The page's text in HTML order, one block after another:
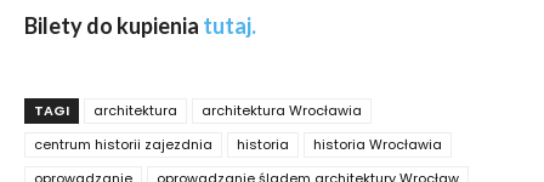
Bilety do kupienia tutaj.
TAGI architektura
architektura Wrocławia
centrum historii zajezdnia
historia
historia Wrocławia
oprowadzanie
oprowadzanie śladem architektury Wrocław